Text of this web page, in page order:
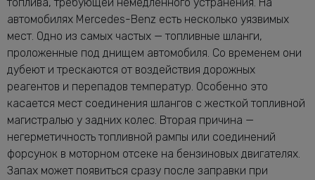
автомобилях Mercedes-Benz есть несколько уязвимых
мест. Одно из самых частых — топливные шланги,
проложенные под днищем автомобиля. Со временем они
дубеют и трескаются от воздействия дорожных
реагентов и перепадов температур. Особенно это
касается мест соединения шлангов с жесткой топливной
магистралью у задних колес. Вторая причина —
негерметичность топливной рампы или соединений
форсунок в моторном отсеке на бензиновых двигателях.
Запах может появиться сразу после заправки при